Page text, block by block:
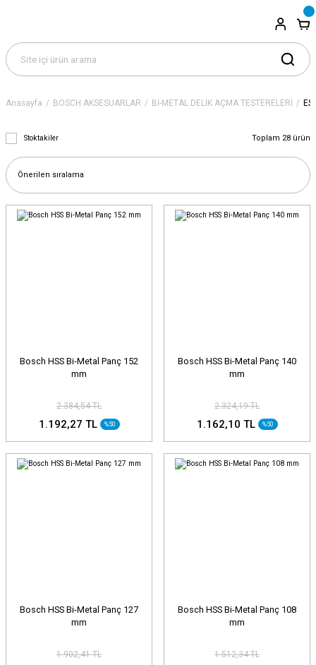
Anasayfa BOSCH AKSESUARLAR Bİ-METAL DELİK AÇMA TESTERELERİ
Stoktakiler Toplam 28 ürün
Bosch HSS Bi-Metal Panç 152
mm
2.384,54 TL
1.192,27 TL %50
Bosch HSS Bi-Metal Panç 140
mm
2.324,19 TL
1.162,10 TL %50
Bosch HSS Bi-Metal Panç 127
mm
1.902,41 TL
Bosch HSS Bi-Metal Panç 108
mm
1.512,34 TL